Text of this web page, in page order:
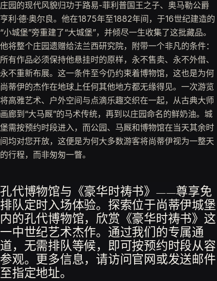
庄园的现代风貌归功于路易-菲利普国王之子、奥马勒公爵
亨利·德·奥尔良。他在1875年至1882年间，于16世纪建造的
“小城堡”旁重建了“大城堡”，并倾尽一生收集了这批藏品。
他将整个庄园遗赠给法兰西研究院，附带一个非凡的条件：
所有作品必须保持他悬挂时的原样，永不售卖、永不外借、
永不重新布展。这一条件至今仍约束着博物馆，这也是为何
尚蒂伊的杰作在地球上任何其他地方都无缘得见。一次游览
将高雅艺术、户外空间与点滴乐趣交织在一起，从古典大师
画廊到“大马厩”的马术传统，再到以庄园命名的鲜奶油。城
堡需按预约时段进入，而公园、马厩和博物馆在当天其余时
间均对您开放，这便是为何大多数游客将尚蒂伊视为一整天
的行程，而非匆匆一瞥。
孔代博物馆与《豪华时祷书》——尊享免
排队定时入场体验。探索位于尚蒂伊城堡
内的孔代博物馆，欣赏《豪华时祷书》这
一中世纪艺术杰作。通过我们的专属通
道，无需排队等候，即可按预约时段从容
参观。更多信息，请访问官网或发送邮件
至指定地址。